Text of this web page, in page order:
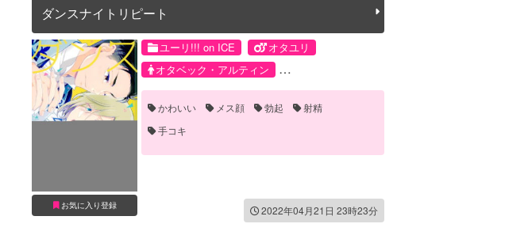
ダンスナイトリピート
お気に入り登録
ユーリ!!! on ICE
オタユリ
オタベック・アルティン
ユーリ・プリセツキー
かわいい メス顔 勃起
射精
手コキ
2022年04月21日 23時23分